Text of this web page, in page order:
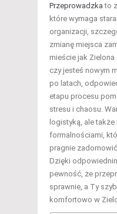
Przeprowadzka to
które wymaga
organizacji,
zmianę miejsca
mieście jak Zielona
czy jesteś nowym
po latach,
etapu procesu
stresu i chaosu.
logistyką, ale
formalnościami,
pragnie
Dzięki
pewność, że
sprawnie, a Ty
komfortowo w